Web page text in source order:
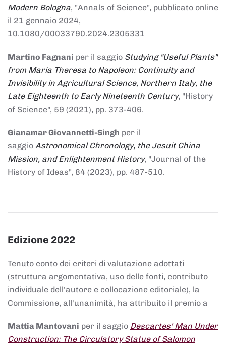
Modern Bologna, "Annals of Science", pubblicato online
il 21 gennaio 2024,
10.1080/00033790.2024.2305331
Martino Fagnani per il saggio Studying "Useful Plants"
from Maria Theresa to Napoleon: Continuity and
Invisibility in Agricultural Science, Northern Italy, the
Late Eighteenth to Early Nineteenth Century, "History
of Science", 59 (2021), pp. 373-406.
Gianamar Giovannetti-Singh per il
saggio Astronomical Chronology, the Jesuit China
Mission, and Enlightenment History, "Journal of the
History of Ideas", 84 (2023), pp. 487-510.
Edizione 2022
Tenuto conto dei criteri di valutazione adottati
(struttura argomentativa, uso delle fonti, contributo
individuale dell'autore e collocazione editoriale), la
Commissione, all'unanimità, ha attribuito il premio a
Mattia Mantovani per il saggio Descartes' Man Under
Construction: The Circulatory Statue of Salomon